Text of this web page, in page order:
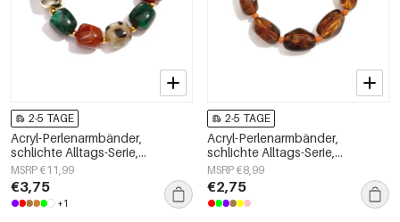
2-5 TAGE
Acryl-Perlenarmbänder,
schlichte Alltags-Serie,
Damenschmuck
MSRP €11,99
€3,75
+1
2-5 TAGE
Acryl-Perlenarmbänder,
schlichte Alltags-Serie,
Damenschmuck
MSRP €8,99
€2,75